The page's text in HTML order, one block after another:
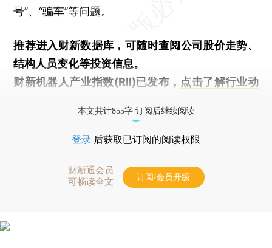
号”、“骗车”等问题。
推荐进入财新数据库 ，可随时查阅公司股价走势、
结构人员变化等投资信息。
财新机器人产业指数(RII)已发布， 点击了解行业动
本文共计855字 订阅后继续阅读
登录 后获取已订阅的阅读权限
财新通会员
可畅读全文
订阅/会员升级